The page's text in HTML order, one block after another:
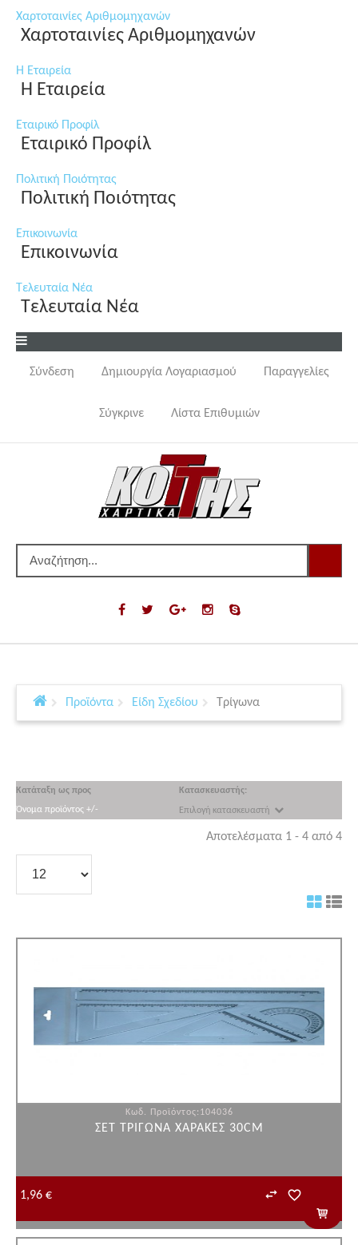
Χαρτοταινίες Αριθμομηχανών
Χαρτοταινίες Αριθμομηχανών
Η Εταιρεία
Η Εταιρεία
Εταιρικό Προφίλ
Εταιρικό Προφίλ
Πολιτική Ποιότητας
Πολιτική Ποιότητας
Επικοινωνία
Επικοινωνία
Τελευταία Νέα
Τελευταία Νέα
Σύνδεση Δημιουργία Λογαριασμού Παραγγελίες
Σύγκρινε Λίστα Επιθυμιών
Προϊόντα Είδη Σχεδίου Τρίγωνα
Κατάταξη ως προς
Όνομα προϊόντος +/-
Κατασκευαστής:
Επιλογή κατασκευαστή
Αποτελέσματα 1 - 4 από 4
Κωδ. Προϊόντος:104036
ΣΕΤ ΤΡΙΓΩΝA ΧΑΡΑΚΕΣ 30CM
1,96 €